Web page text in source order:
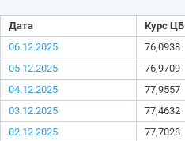
Дата
Курс ЦБ
06.12.2025
76,0938
05.12.2025
76,9709
04.12.2025
77,9557
03.12.2025
77,4632
02.12.2025
77,7028